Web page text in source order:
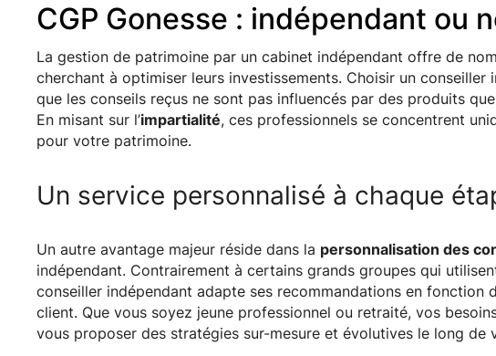
CGP Gonesse : indépendant ou
La gestion de patrimoine par un cabinet indépendant offre de
cherchant à optimiser leurs investissements. Choisir un conseiller
que les conseils reçus ne sont pas influencés par des produits
En misant sur l’impartialité, ces professionnels se concentrent
pour votre patrimoine.
Un service personnalisé à chaque
Un autre avantage majeur réside dans la personnalisation des
indépendant. Contrairement à certains grands groupes qui
conseiller indépendant adapte ses recommandations en fonction
client. Que vous soyez jeune professionnel ou retraité, vos
vous proposer des stratégies sur-mesure et évolutives le long de